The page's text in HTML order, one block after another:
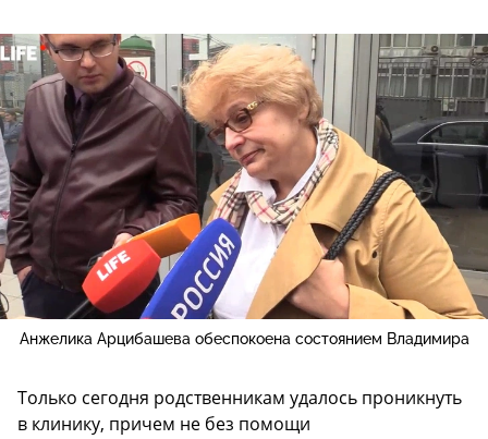
Анжелика Арцибашева обеспокоена состоянием Владимира
Только сегодня родственникам удалось проникнуть
в клинику, причем не без помощи